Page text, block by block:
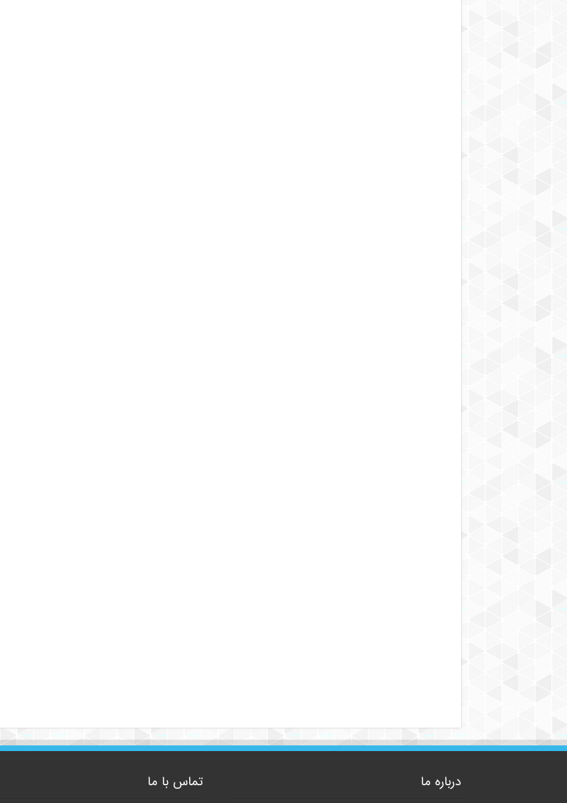
درباره ما تماس با ما